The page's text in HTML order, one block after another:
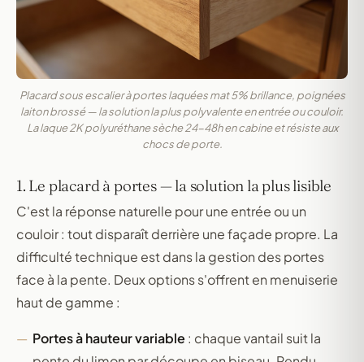
Placard sous escalier à portes laquées mat 5% brillance, poignées
laiton brossé — la solution la plus polyvalente en entrée ou couloir.
La laque 2K polyuréthane sèche 24-48h en cabine et résiste aux
chocs de porte.
1. Le placard à portes — la solution la plus lisible
C'est la réponse naturelle pour une entrée ou un
couloir : tout disparaît derrière une façade propre. La
difficulté technique est dans la gestion des portes
face à la pente. Deux options s'offrent en menuiserie
haut de gamme :
Portes à hauteur variable : chaque vantail suit la